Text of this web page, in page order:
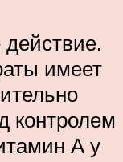
имеет
контролем
А у